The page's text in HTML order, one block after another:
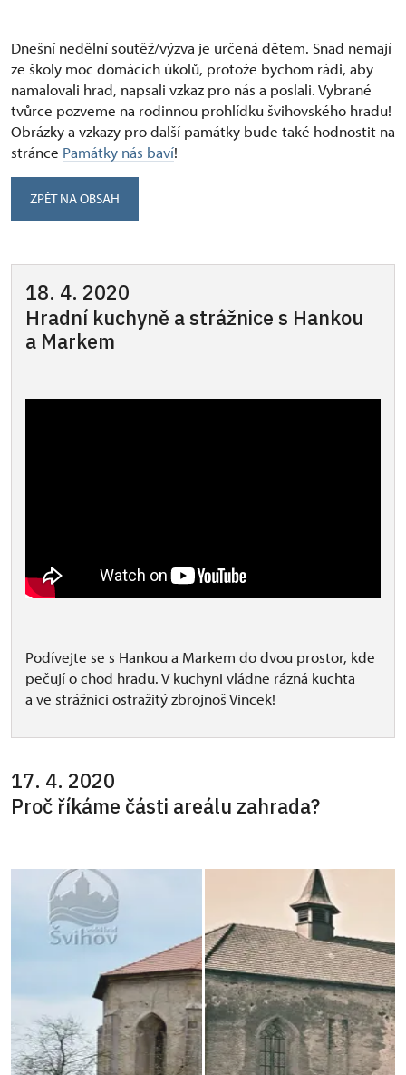
Dnešní nedělní soutěž/výzva je určená dětem. Snad nemají
ze školy moc domácích úkolů, protože bychom rádi, aby
namalovali hrad, napsali vzkaz pro nás a poslali. Vybrané
tvůrce pozveme na rodinnou prohlídku švihovského hradu!
Obrázky a vzkazy pro další památky bude také hodnostit na
stránce Památky nás baví!
ZPĚT NA OBSAH
18. 4. 2020
Hradní kuchyně a strážnice s Hankou
a Markem
Podívejte se s Hankou a Markem do dvou prostor, kde
pečují o chod hradu. V kuchyni vládne rázná kuchta
a ve strážnici ostražitý zbrojnoš Vincek!
17. 4. 2020
Proč říkáme části areálu zahrada?